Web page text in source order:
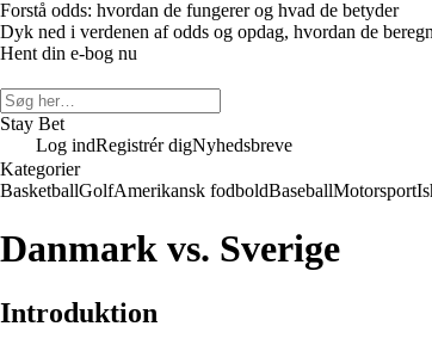
Forstå odds: hvordan de fungerer og hvad de betyder
Dyk ned i verdenen af odds og opdag, hvordan de
Hent din e-bog nu
Stay Bet
Log indRegistrér digNyhedsbreve
Kategorier
BasketballGolfAmerikansk fodboldBaseballMotorsport
Danmark vs. Sverige
Introduktion